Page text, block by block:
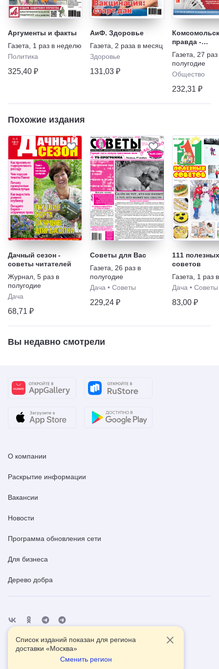
Аргументы и факты
Газета
1 раз в неделю
Политика
325,40 ₽
АиФ. Здоровье
Газета
2 раза в месяц
Здоровье
131,03 ₽
правда -
Газета
27 раз
полугодие
Общество
232,31 ₽
Похожие издания
Дачный сезон -
советы читателей
Журнал 5 раз в
полугодие
Дача
68,71 ₽
Советы для Вас
Газета
26 раз в
полугодие
Дача • Советы
229,24 ₽
111 полезных
советов
Газета
1 раз
Дача • Советы
83,00 ₽
Вы недавно смотрели
О компании
Раскрытие информации
Вакансии
Новости
Программа обновления сети
Для бизнеса
Дерево добра
Помощь Контакты
Список изданий показан для региона
доставки «Москва»
Сменить регион